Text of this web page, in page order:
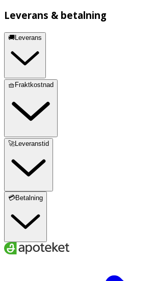
Leverans & betalning
🚚Leverans
🧺Fraktkostnad
🚀Leveranstid
💳Betalning